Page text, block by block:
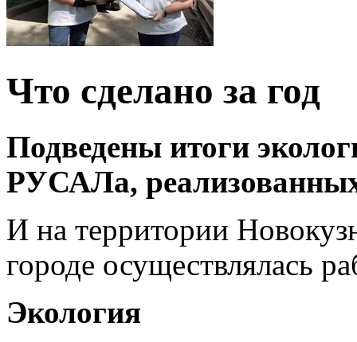
Что сделано за год
Подведены итоги
РУСАЛа,
И на территории
городе осуществлялась
Экология